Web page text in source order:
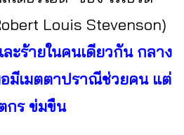
Louis Stevenson)
ร้ายในคนเดียวกัน กลาง
มีเมตตาปราณีช่วยคน แต่
กร ข่มขืน